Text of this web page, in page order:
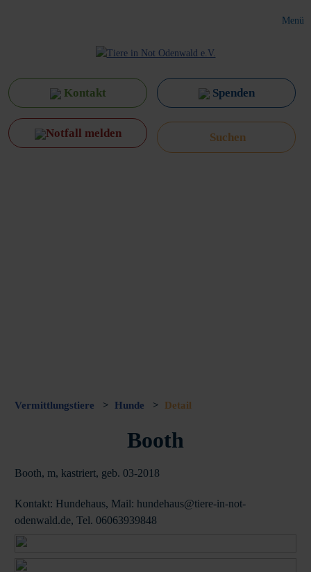
Menü
Kontakt Spenden
Notfall melden
Vermittlungstiere > Hunde > Detail
Booth
Booth, m, kastriert, geb. 03-2018
Kontakt: Hundehaus, Mail: hundehaus@tiere-in-not-
odenwald.de, Tel. 06063939848